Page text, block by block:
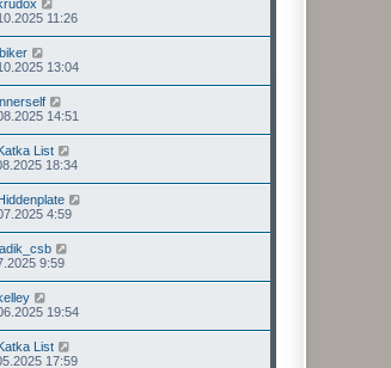
11:26
13:04
14:51
List
18:34
4:59
9:59
19:54
List
17:59